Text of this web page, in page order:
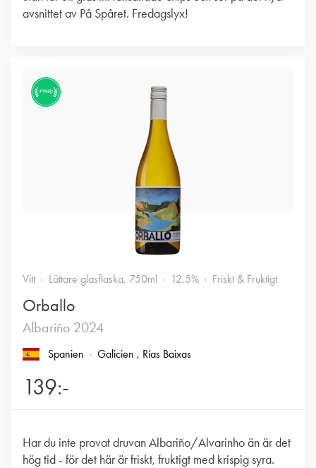
avsnittet av På Spåret. Fredagslyx!
FYND
Vitt Lättare glasflaska, 750ml 12.5% Friskt & Fruktigt
Orballo
Albariño 2024
Spanien Galicien , Rías Baixas
139:-
Har du inte provat druvan Albariño/Alvarinho än är det
hög tid - för det här är friskt, fruktigt med krispig syra.